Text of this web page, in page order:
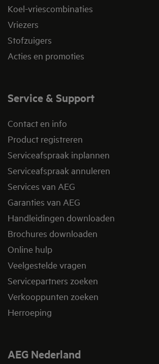
Koel-vriescombinaties
Vriezers
Stofzuigers
Acties en promoties
Service & Support
Contact en info
Product registreren
Serviceafspraak inplannen
Serviceafspraak annuleren
Services van AEG
Garanties van AEG
Handleidingen downloaden
Brochures downloaden
Online hulp
Veelgestelde vragen
Servicepartners zoeken
Verkooppunten zoeken
Herroeping
AEG Nederland